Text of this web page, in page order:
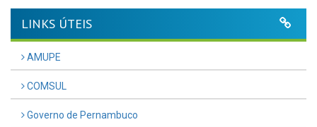
LINKS ÚTEIS
AMUPE
COMSUL
Governo de Pernambuco